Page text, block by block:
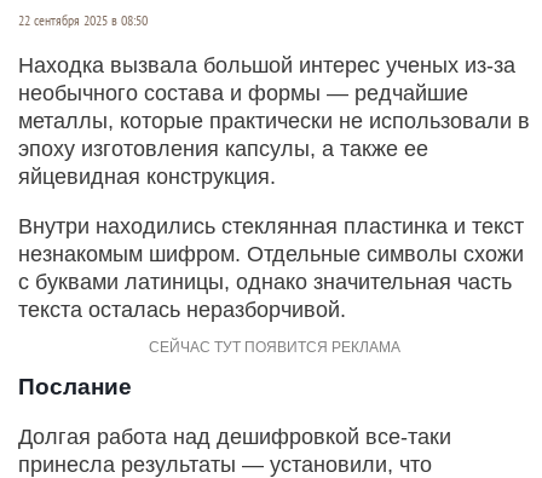
22 сентября 2025 в 08:50
Находка вызвала большой интерес ученых из-за
необычного состава и формы — редчайшие
металлы, которые практически не использовали в
эпоху изготовления капсулы, а также ее
яйцевидная конструкция.
Внутри находились стеклянная пластинка и текст
незнакомым шифром. Отдельные символы схожи
с буквами латиницы, однако значительная часть
текста осталась неразборчивой.
Послание
Долгая работа над дешифровкой все-таки
принесла результаты — установили, что